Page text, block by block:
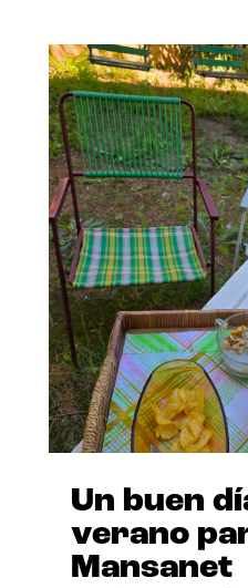
Un buen
verano
Mansanet